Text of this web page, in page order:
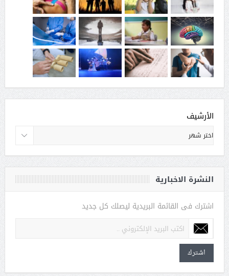
الأرشيف
النشرة الاخبارية
اشترك فى القائمة البريدية ليصلك كل جديد
اشترك